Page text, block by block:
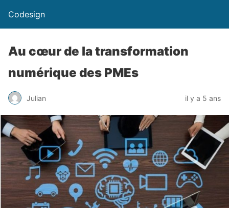
Codesign
Au cœur de la transformation
numérique des PMEs
Julian il y a 5 ans